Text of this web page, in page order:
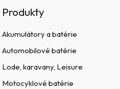
Produkty
Akumulátory a batérie
Automobilové batérie
Lode, karavany, Leisure
Motocyklové batérie